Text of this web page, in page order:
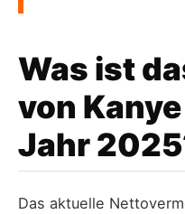
Was ist
von
Jahr
Das aktuelle